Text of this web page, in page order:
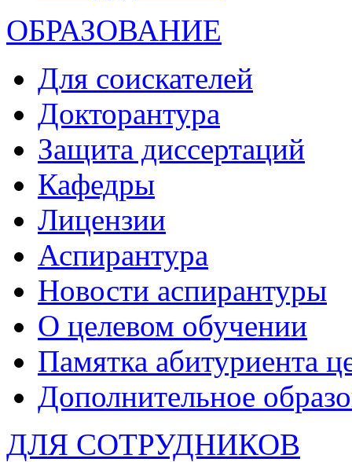
ОБРАЗОВАНИЕ
Для соискателей
Докторантура
Защита диссертаций
Кафедры
Лицензии
Аспирантура
Новости аспирантуры
О целевом обучении
Памятка абитуриента
Дополнительное
ДЛЯ СОТРУДНИКОВ